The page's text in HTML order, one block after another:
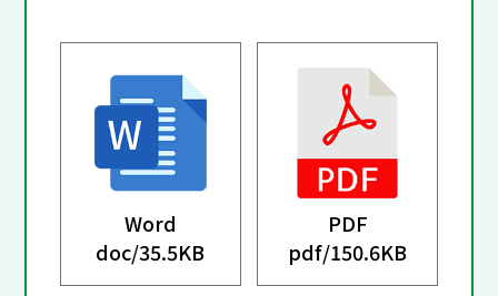
Word
doc/35.5KB
PDF
pdf/150.6KB